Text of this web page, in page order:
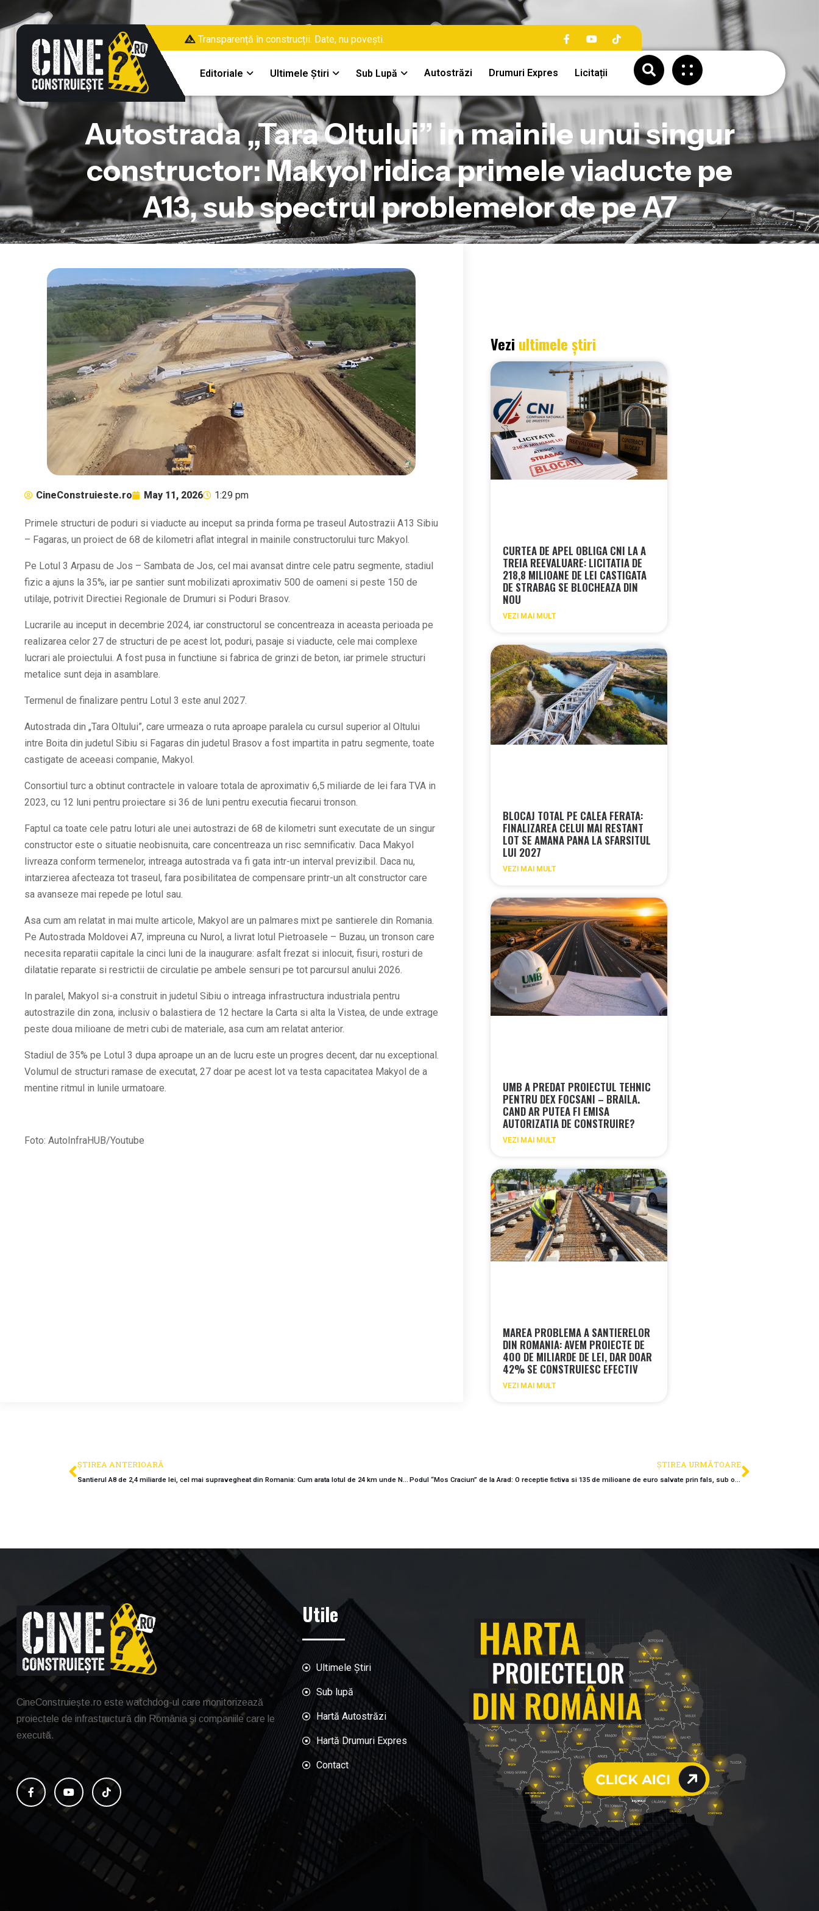
Transparență în construcții. Date, nu povești.
Editoriale Ultimele Știri Sub Lupă Autostrăzi Drumuri Expres Licitații
Autostrada „Tara Oltului” in mainile unui singur
constructor: Makyol ridica primele viaducte pe
A13, sub spectrul problemelor de pe A7
CineConstruieste.ro May 11, 2026 1:29 pm
Primele structuri de poduri si viaducte au inceput sa prinda forma pe traseul Autostrazii A13 Sibiu
– Fagaras, un proiect de 68 de kilometri aflat integral in mainile constructorului turc Makyol.
Pe Lotul 3 Arpasu de Jos – Sambata de Jos, cel mai avansat dintre cele patru segmente, stadiul
fizic a ajuns la 35%, iar pe santier sunt mobilizati aproximativ 500 de oameni si peste 150 de
utilaje, potrivit Directiei Regionale de Drumuri si Poduri Brasov.
Lucrarile au inceput in decembrie 2024, iar constructorul se concentreaza in aceasta perioada pe
realizarea celor 27 de structuri de pe acest lot, poduri, pasaje si viaducte, cele mai complexe
lucrari ale proiectului. A fost pusa in functiune si fabrica de grinzi de beton, iar primele structuri
metalice sunt deja in asamblare.
Termenul de finalizare pentru Lotul 3 este anul 2027.
Autostrada din „Tara Oltului”, care urmeaza o ruta aproape paralela cu cursul superior al Oltului
intre Boita din judetul Sibiu si Fagaras din judetul Brasov a fost impartita in patru segmente, toate
castigate de aceeasi companie, Makyol.
Consortiul turc a obtinut contractele in valoare totala de aproximativ 6,5 miliarde de lei fara TVA in
2023, cu 12 luni pentru proiectare si 36 de luni pentru executia fiecarui tronson.
Faptul ca toate cele patru loturi ale unei autostrazi de 68 de kilometri sunt executate de un singur
constructor este o situatie neobisnuita, care concentreaza un risc semnificativ. Daca Makyol
livreaza conform termenelor, intreaga autostrada va fi gata intr-un interval previzibil. Daca nu,
intarzierea afecteaza tot traseul, fara posibilitatea de compensare printr-un alt constructor care
sa avanseze mai repede pe lotul sau.
Asa cum am relatat in mai multe articole, Makyol are un palmares mixt pe santierele din Romania.
Pe Autostrada Moldovei A7, impreuna cu Nurol, a livrat lotul Pietroasele – Buzau, un tronson care
necesita reparatii capitale la cinci luni de la inaugurare: asfalt frezat si inlocuit, fisuri, rosturi de
dilatatie reparate si restrictii de circulatie pe ambele sensuri pe tot parcursul anului 2026.
In paralel, Makyol si-a construit in judetul Sibiu o intreaga infrastructura industriala pentru
autostrazile din zona, inclusiv o balastiera de 12 hectare la Carta si alta la Vistea, de unde extrage
peste doua milioane de metri cubi de materiale, asa cum am relatat anterior.
Stadiul de 35% pe Lotul 3 dupa aproape un an de lucru este un progres decent, dar nu exceptional.
Volumul de structuri ramase de executat, 27 doar pe acest lot va testa capacitatea Makyol de a
mentine ritmul in lunile urmatoare.
Foto: AutoInfraHUB/Youtube
Vezi ultimele știri
CURTEA DE APEL OBLIGA CNI LA A
TREIA REEVALUARE: LICITATIA DE
218,8 MILIOANE DE LEI CASTIGATA
DE STRABAG SE BLOCHEAZA DIN
NOU
VEZI MAI MULT
BLOCAJ TOTAL PE CALEA FERATA:
FINALIZAREA CELUI MAI RESTANT
LOT SE AMANA PANA LA SFARSITUL
LUI 2027
VEZI MAI MULT
UMB A PREDAT PROIECTUL TEHNIC
PENTRU DEX FOCSANI – BRAILA.
CAND AR PUTEA FI EMISA
AUTORIZATIA DE CONSTRUIRE?
VEZI MAI MULT
MAREA PROBLEMA A SANTIERELOR
DIN ROMANIA: AVEM PROIECTE DE
400 DE MILIARDE DE LEI, DAR DOAR
42% SE CONSTRUIESC EFECTIV
VEZI MAI MULT
ȘTIREA ANTERIOARĂ
Santierul A8 de 2,4 miliarde lei, cel mai supravegheat din Romania: Cum arata lotul de 24 km unde Nurol vrea sa isi spele imaginea
ȘTIREA URMĂTOARE
Podul “Mos Craciun” de la Arad: O receptie fictiva si 135 de milioane de euro salvate prin fals, sub ochii ingaduitori ai Parchetului European
CineConstruiește.ro este watchdog-ul care monitorizează
proiectele de infrastructură din România și companiile care le
execută.
Utile
Ultimele Știri
Sub lupă
Hartă Autostrăzi
Hartă Drumuri Expres
Contact